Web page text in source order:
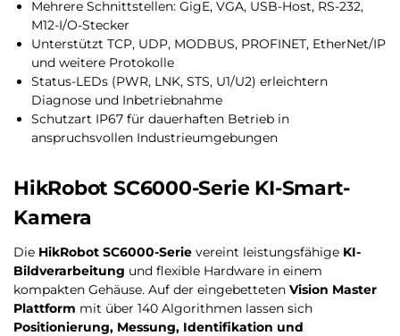
Mehrere Schnittstellen: GigE, VGA, USB-Host, RS-232,
M12-I/O-Stecker
Unterstützt TCP, UDP, MODBUS, PROFINET, EtherNet/IP
und weitere Protokolle
Status-LEDs (PWR, LNK, STS, U1/U2) erleichtern
Diagnose und Inbetriebnahme
Schutzart IP67 für dauerhaften Betrieb in
anspruchsvollen Industrieumgebungen
HikRobot SC6000-Serie KI-Smart-
Kamera
Die HikRobot SC6000-Serie vereint leistungsfähige KI-
Bildverarbeitung und flexible Hardware in einem
kompakten Gehäuse. Auf der eingebetteten Vision Master
Plattform mit über 140 Algorithmen lassen sich
Positionierung, Messung, Identifikation und